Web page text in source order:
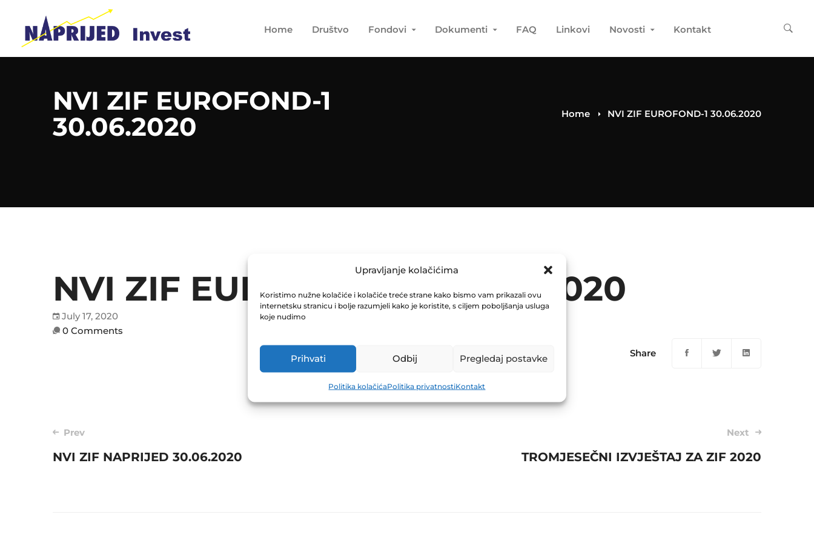
Upravljanje kolačićima
Koristimo nužne kolačiće i kolačiće treće strane kako bismo vam prikazali ovu
internetsku stranicu i bolje razumjeli kako je koristite, s ciljem poboljšanja usluga
koje nudimo
Prihvati Odbij Pregledaj postavke
Politika kolačićaPolitika privatnostiKontakt
Home Društvo Fondovi Dokumenti FAQ Linkovi Novosti Kontakt
NVI ZIF EUROFOND-1
30.06.2020
Home NVI ZIF EUROFOND-1 30.06.2020
NVI ZIF EUROFOND-1 30.06.2020
July 17, 2020
0 Comments
Share
Post
navigation
Prev
NVI ZIF NAPRIJED 30.06.2020
Next
TROMJESEČNI IZVJEŠTAJ ZA ZIF 2020